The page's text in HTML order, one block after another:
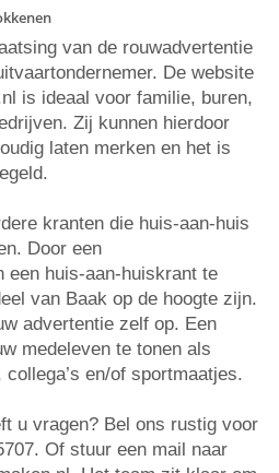
van de rouwadvertentie
De website
is ideaal voor familie, buren,
Zij kunnen hierdoor
laten merken en het is
kranten die huis-aan-huis
Door een
een huis-aan-huiskrant te
van Baak op de hoogte zijn.
advertentie zelf op. Een
medeleven te tonen als
en/of sportmaatjes.
u vragen? Bel ons rustig voor
Of stuur een mail naar